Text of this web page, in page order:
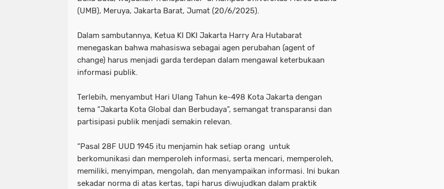
(UMB), Meruya, Jakarta Barat, Jumat (20/6/2025).
Dalam sambutannya, Ketua KI DKI Jakarta Harry Ara Hutabarat
menegaskan bahwa mahasiswa sebagai agen perubahan (agent of
change) harus menjadi garda terdepan dalam mengawal keterbukaan
informasi publik.
Terlebih, menyambut Hari Ulang Tahun ke-498 Kota Jakarta dengan
tema “Jakarta Kota Global dan Berbudaya”, semangat transparansi dan
partisipasi publik menjadi semakin relevan.
“Pasal 28F UUD 1945 itu menjamin hak setiap orang untuk
berkomunikasi dan memperoleh informasi, serta mencari, memperoleh,
memiliki, menyimpan, mengolah, dan menyampaikan informasi. Ini bukan
sekadar norma di atas kertas, tapi harus diwujudkan dalam praktik